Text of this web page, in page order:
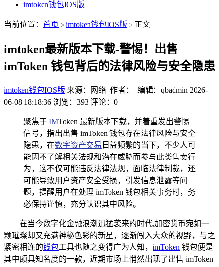
imtoken钱包IOS版
当前位置： 首页 > imtoken钱包IOS版 > 正文
imtoken最新版本下载-警惕！出售
imToken 钱包背后的法律风险与安全隐患
imtoken钱包IOS版 来源：网络 作者： 编辑：qbadmin 2026-
06-08 18:18:36 浏览：393 评论：0
聚焦于 IMToken 最新版本下载，并着重发出警惕
信号，指出出售 imToken 钱包存在法律风险与安全
隐患，在数字资产交易 日益频繁的当下，不少人可
能因不了解相关法规和潜在威胁而参与此类售卖行
为，这不仅可能违反法律法规，面临法律制裁，还
可能导致用户资产安全受损，引发信息泄露等问
题，提醒用户在处理 imToken 钱包相关事务时，务
必保持谨慎，充分认识其中风险。
在当今数字化金融浪潮迅猛袭来的时代,加密货币宛如一
颗璀璨却又充满神秘色彩的新星，逐渐闯入大众的视野，与之
紧密相连的钱包工具也随之变得广为人知， imToken 钱包便是
其中颇具知名度的一款，近期市场上悄然出现了出售 imToken